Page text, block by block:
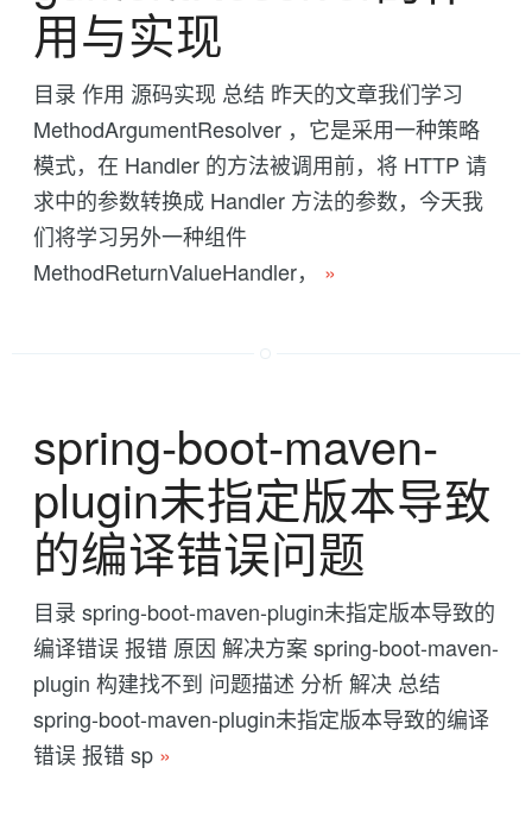
用与实现
目录 作用 源码实现 总结 昨天的文章我们学习
MethodArgumentResolver ，它是采用一种策略
模式，在 Handler 的方法被调用前，将 HTTP 请
求中的参数转换成 Handler 方法的参数，今天我
们将学习另外一种组件
MethodReturnValueHandler， »
spring-boot-maven-
plugin未指定版本导致
的编译错误问题
目录 spring-boot-maven-plugin未指定版本导致的
编译错误 报错 原因 解决方案 spring-boot-maven-
plugin 构建找不到 问题描述 分析 解决 总结
spring-boot-maven-plugin未指定版本导致的编译
错误 报错 sp »